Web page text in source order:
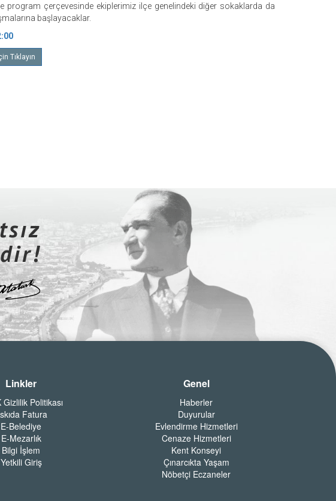
program çerçevesinde ekiplerimiz ilçe genelindeki diğer sokaklarda da
başlayacaklar.
Tıklayın
Linkler
Gizlilik Politikası
Fatura
E-Belediye
E-Mezarlık
Bilgi İşlem
Yetkili Giriş
Genel
Haberler
Duyurular
Evlendirme Hizmetleri
Cenaze Hizmetleri
Kent Konseyi
Çınarcıkta Yaşam
Nöbetçi Eczaneler